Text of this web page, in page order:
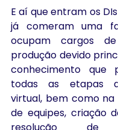
E aí que entram os
já comeram uma
ocupam cargos
produção devido
conhecimento que
todas as etapas
virtual, bem como
de equipes, criação